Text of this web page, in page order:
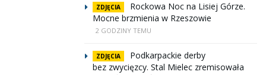
ZDJĘCIA
Rockowa Noc na Lisiej Górze.
Mocne brzmienia w Rzeszowie
2 GODZINY TEMU
ZDJĘCIA
Podkarpackie derby
bez zwycięzcy. Stal Mielec zremisowała